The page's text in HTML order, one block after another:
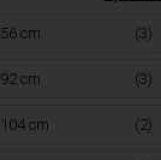
56 cm (3)
92 cm (3)
104 cm (2)